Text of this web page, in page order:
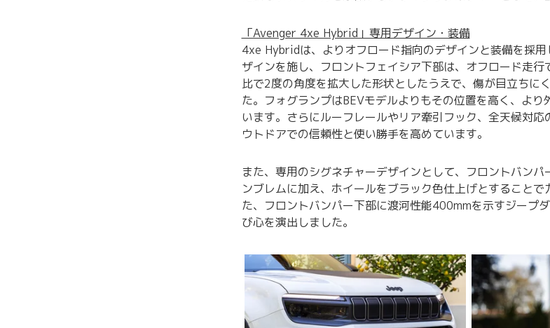
「Avenger 4xe Hybrid」専用デザイン・装備
4xe Hybridは、よりオフロード指向のデザインと装備を採
ザインを施し、フロントフェイシア下部は、オフロード走
比で2度の角度を拡大した形状としたうえで、傷が目立ちに
た。フォグランプはBEVモデルよりもその位置を高く、よ
います。さらにルーフレールやリア牽引フック、全天候対
ウトドアでの信頼性と使い勝手を高めています。
また、専用のシグネチャーデザインとして、フロントバンパ
ンブレムに加え、ホイールをブラック色仕上げとすること
た、フロントバンパー下部に渡河性能400mmを示すジープ
び心を演出しました。